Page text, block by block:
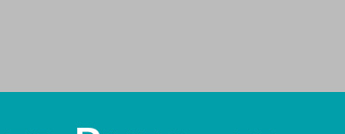
fr
UN COMBO POUR DÉVELOPPER LES MOBILITÉS ACTIVES